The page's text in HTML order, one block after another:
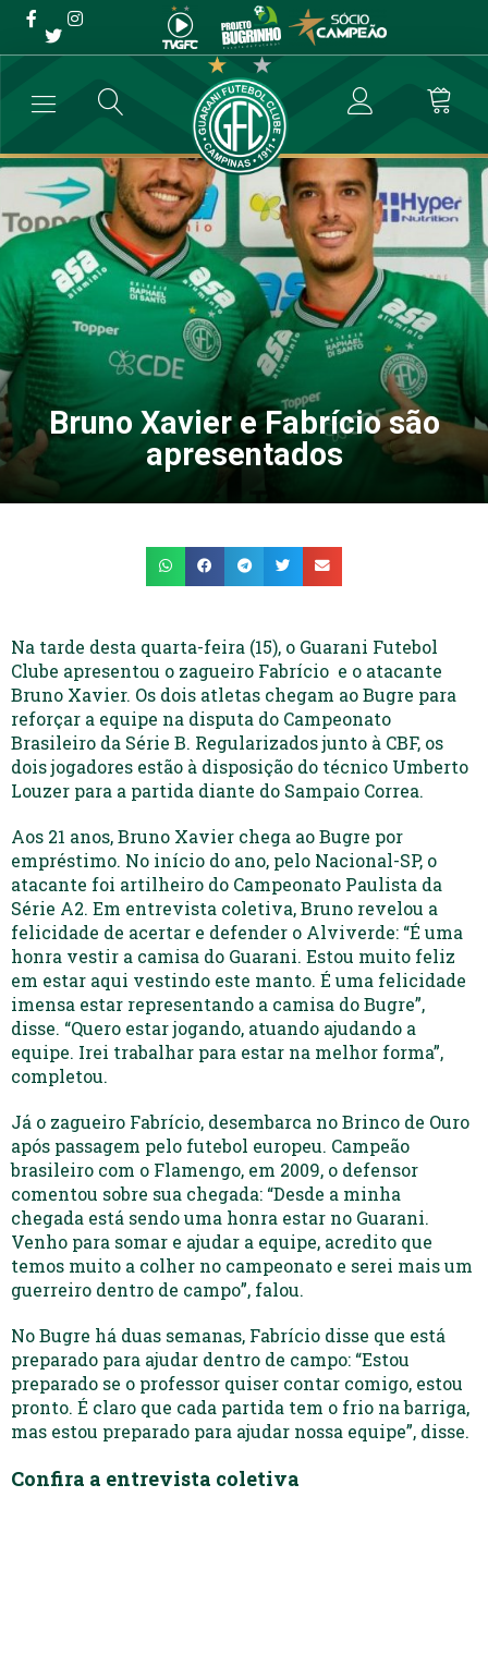
Bruno Xavier e Fabrício são
apresentados
→ Futebol Profissional → Bruno Xavier e Fabrício são apresentados
Bruno Xavier e Fabrício são
apresentados
Na tarde desta quarta-feira (15), o Guarani Futebol
Clube apresentou o zagueiro Fabrício e o atacante
Bruno Xavier. Os dois atletas chegam ao Bugre para
reforçar a equipe na disputa do Campeonato
Brasileiro da Série B. Regularizados junto à CBF, os
dois jogadores estão à disposição do técnico Umberto
Louzer para a partida diante do Sampaio Correa.
Aos 21 anos, Bruno Xavier chega ao Bugre por
empréstimo. No início do ano, pelo Nacional-SP, o
atacante foi artilheiro do Campeonato Paulista da
Série A2. Em entrevista coletiva, Bruno revelou a
felicidade de acertar e defender o Alviverde: “É uma
honra vestir a camisa do Guarani. Estou muito feliz
em estar aqui vestindo este manto. É uma felicidade
imensa estar representando a camisa do Bugre”,
disse. “Quero estar jogando, atuando ajudando a
equipe. Irei trabalhar para estar na melhor forma”,
completou.
Já o zagueiro Fabrício, desembarca no Brinco de Ouro
após passagem pelo futebol europeu. Campeão
brasileiro com o Flamengo, em 2009, o defensor
comentou sobre sua chegada: “Desde a minha
chegada está sendo uma honra estar no Guarani.
Venho para somar e ajudar a equipe, acredito que
temos muito a colher no campeonato e serei mais um
guerreiro dentro de campo”, falou.
No Bugre há duas semanas, Fabrício disse que está
preparado para ajudar dentro de campo: “Estou
preparado se o professor quiser contar comigo, estou
pronto. É claro que cada partida tem o frio na barriga,
mas estou preparado para ajudar nossa equipe”, disse.
Confira a entrevista coletiva